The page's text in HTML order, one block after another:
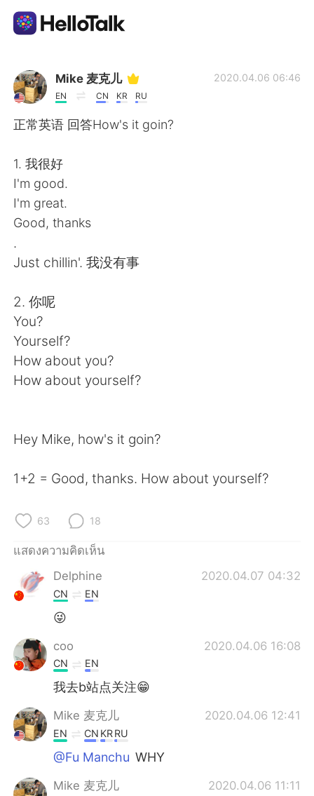
แอปแลกเปลี่ยนทางภาษา
AI Grammar Checker
English
Deutsch
한국어
Indonesia Italiano
Mike 麦克儿
EN CN KR RU
2020.04.06 06:46
正常英语 回答How's it goin?
1. 我很好
I'm good.
I'm great.
Good, thanks
.
Just chillin'. 我没有事
2. 你呢
You?
Yourself?
How about you?
How about yourself?
Hey Mike, how's it goin?
1+2 = Good, thanks. How about yourself?
63 18
แสดงความคิดเห็น
Delphine
2020.04.07 04:32
CN EN
😜
coo 2020.04.06 16:08
CN EN
我去b站点关注😁
Mike 麦克儿 2020.04.06 12:41
EN CN KRRU
@Fu Manchu WHY
Mike 麦克儿 2020.04.06 11:11